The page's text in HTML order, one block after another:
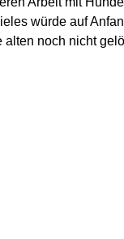
würde auf
alten noch nicht